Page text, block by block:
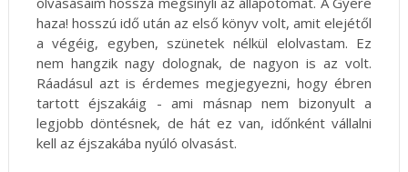
haza! hosszú idő után az első könyv volt, amit elejétől
a végéig, egyben, szünetek nélkül elolvastam. Ez
nem hangzik nagy dolognak, de nagyon is az volt.
Ráadásul azt is érdemes megjegyezni, hogy ébren
tartott éjszakáig - ami másnap nem bizonyult a
legjobb döntésnek, de hát ez van, időnként vállalni
kell az éjszakába nyúló olvasást.